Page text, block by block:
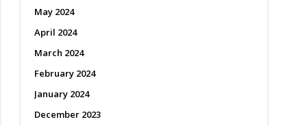
May 2024
April 2024
March 2024
February 2024
January 2024
December 2023